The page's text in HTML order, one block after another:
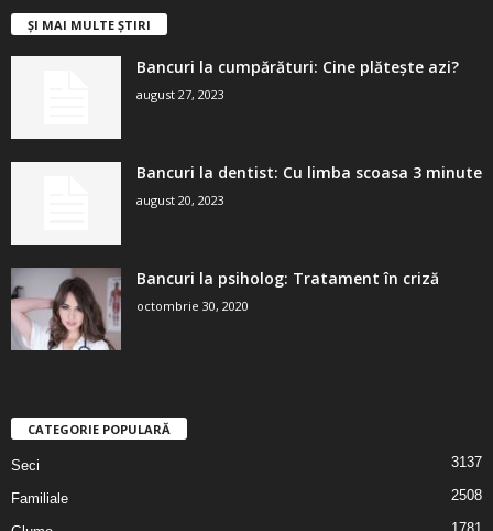
ȘI MAI MULTE ȘTIRI
Bancuri la cumpărături: Cine plătește azi?
august 27, 2023
Bancuri la dentist: Cu limba scoasa 3 minute
august 20, 2023
Bancuri la psiholog: Tratament în criză
octombrie 30, 2020
CATEGORIE POPULARĂ
Seci 3137
Familiale 2508